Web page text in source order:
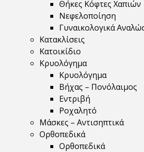
Θήκες Κόφτες Χαπιών
Νεφελοποίηση
Γυναικολογικά
Κατακλίσεις
Κατοικίδιο
Κρυολόγημα
Κρυολόγημα
Βήχας – Πονόλαιμος
Εντριβή
Ροχαλητό
Μάσκες – Αντισηπτικά
Ορθοπεδικά
Ορθοπεδικά